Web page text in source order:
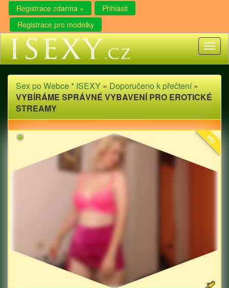
Registrace zdarma »
Přihlásit
Registrace pro modelky
Sex po Webce * ISEXY » Doporučeno k přečtení»
VYBÍRÁME SPRÁVNÉ VYBAVENÍ PRO EROTICKÉ
STREAMY
HD